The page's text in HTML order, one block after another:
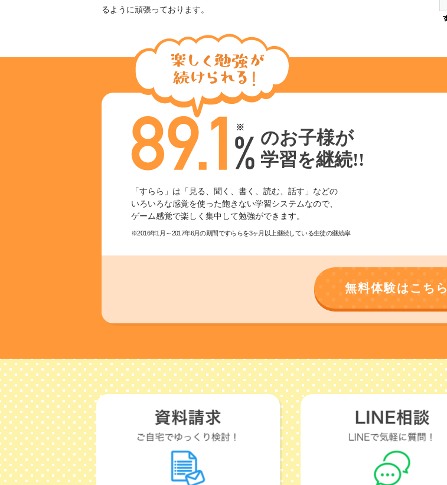
るように頑張っております。
のお子様が
学習を継続!!
「すらら」は「見る、聞く、書く、読む、話す」などの
いろいろな感覚を使った飽きない学習システムなので、
ゲーム感覚で楽しく集中して勉強ができます。
※2016年1月～2017年6月の期間ですららを3ヶ月以上継続している生徒の継続率
無料体験はこちら